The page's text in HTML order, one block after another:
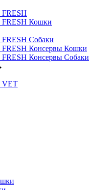
Кошки
Собаки
Консервы Кошки
Консервы Собаки
VET